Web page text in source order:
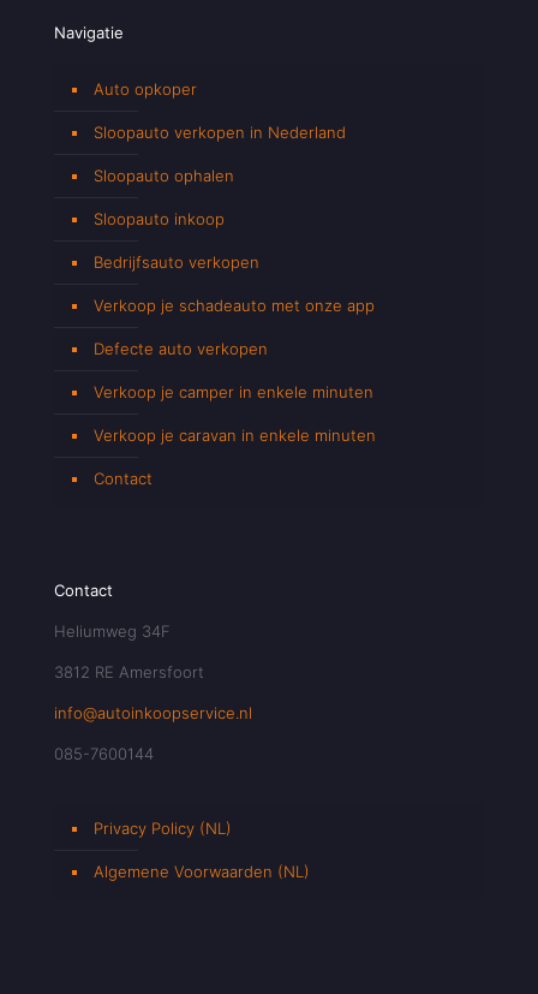
Navigatie
Auto opkoper
Sloopauto verkopen in Nederland
Sloopauto ophalen
Sloopauto inkoop
Bedrijfsauto verkopen
Verkoop je schadeauto met onze app
Defecte auto verkopen
Verkoop je camper in enkele minuten
Verkoop je caravan in enkele minuten
Contact
Contact
Heliumweg 34F
3812 RE Amersfoort
info@autoinkoopservice.nl
085-7600144
Privacy Policy (NL)
Algemene Voorwaarden (NL)